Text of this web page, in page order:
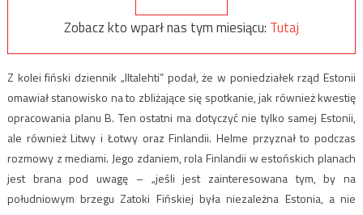
Zobacz kto wparł nas tym miesiącu: Tutaj
Z kolei fiński dziennik „Iltalehti” podał, że w poniedziałek rząd Estonii
omawiał stanowisko na to zbliżające się spotkanie, jak również kwestię
opracowania planu B. Ten ostatni ma dotyczyć nie tylko samej Estonii,
ale również Litwy i Łotwy oraz Finlandii. Helme przyznał to podczas
rozmowy z mediami. Jego zdaniem, rola Finlandii w estońskich planach
jest brana pod uwagę – „jeśli jest zainteresowana tym, by na
południowym brzegu Zatoki Fińskiej była niezależna Estonia, a nie